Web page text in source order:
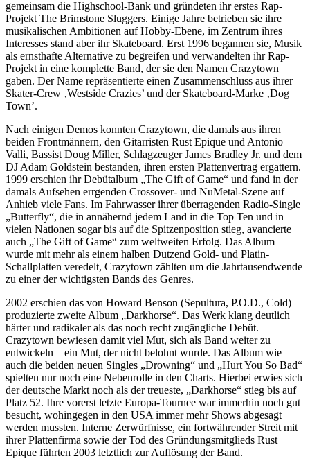
gemeinsam die Highschool-Bank und gründeten ihr erstes Rap-
Projekt The Brimstone Sluggers. Einige Jahre betrieben sie ihre
musikalischen Ambitionen auf Hobby-Ebene, im Zentrum ihres
Interesses stand aber ihr Skateboard. Erst 1996 begannen sie, Musik
als ernsthafte Alternative zu begreifen und verwandelten ihr Rap-
Projekt in eine komplette Band, der sie den Namen Crazytown
gaben. Der Name repräsentierte einen Zusammenschluss aus ihrer
Skater-Crew ‚Westside Crazies’ und der Skateboard-Marke ‚Dog
Town’.
Nach einigen Demos konnten Crazytown, die damals aus ihren
beiden Frontmännern, den Gitarristen Rust Epique und Antonio
Valli, Bassist Doug Miller, Schlagzeuger James Bradley Jr. und dem
DJ Adam Goldstein bestanden, ihren ersten Plattenvertrag ergattern.
1999 erschien ihr Debütalbum „The Gift of Game“ und fand in der
damals Aufsehen errgenden Crossover- und NuMetal-Szene auf
Anhieb viele Fans. Im Fahrwasser ihrer überragenden Radio-Single
„Butterfly“, die in annähernd jedem Land in die Top Ten und in
vielen Nationen sogar bis auf die Spitzenposition stieg, avancierte
auch „The Gift of Game“ zum weltweiten Erfolg. Das Album
wurde mit mehr als einem halben Dutzend Gold- und Platin-
Schallplatten veredelt, Crazytown zählten um die Jahrtausendwende
zu einer der wichtigsten Bands des Genres.
2002 erschien das von Howard Benson (Sepultura, P.O.D., Cold)
produzierte zweite Album „Darkhorse“. Das Werk klang deutlich
härter und radikaler als das noch recht zugängliche Debüt.
Crazytown bewiesen damit viel Mut, sich als Band weiter zu
entwickeln – ein Mut, der nicht belohnt wurde. Das Album wie
auch die beiden neuen Singles „Drowning“ und „Hurt You So Bad“
spielten nur noch eine Nebenrolle in den Charts. Hierbei erwies sich
der deutsche Markt noch als der treueste, „Darkhorse“ stieg bis auf
Platz 52. Ihre vorerst letzte Europa-Tournee war immerhin noch gut
besucht, wohingegen in den USA immer mehr Shows abgesagt
werden mussten. Interne Zerwürfnisse, ein fortwährender Streit mit
ihrer Plattenfirma sowie der Tod des Gründungsmitglieds Rust
Epique führten 2003 letztlich zur Auflösung der Band.